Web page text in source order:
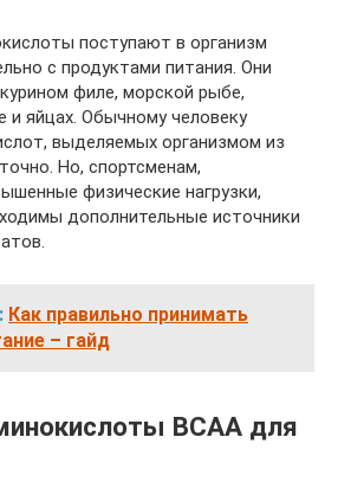
поступают в организм
с продуктами питания. Они
филе, морской рыбе,
и яйцах. Обычному человеку
выделяемых организмом из
Но, спортсменам,
физические нагрузки,
дополнительные источники
Как правильно принимать
– гайд
BCAA для